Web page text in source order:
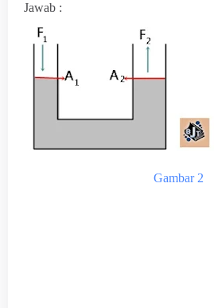
Jawab :
Gambar 2